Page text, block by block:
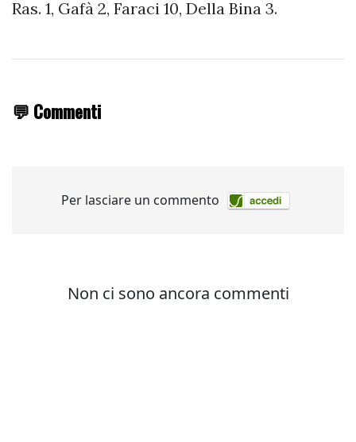
Ras. 1, Gafà 2, Faraci 10, Della Bina 3.
💬 Commenti